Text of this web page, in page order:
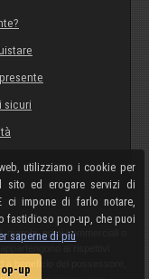
utilizziamo i cookie per
sito ed erogare servizi di
ci impone di farlo notare,
fastidioso pop-up, che puoi
saperne di più
up
sicuri
nomi commerciali o
ai rispettivi
beneficio del possessore,